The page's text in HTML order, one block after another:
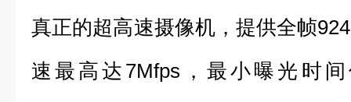
真正的超高速摄像机，提供全帧
速最高达7Mfps，最小曝光时